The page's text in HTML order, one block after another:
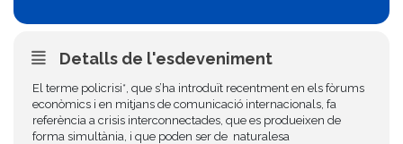
Detalls de l'esdeveniment
El terme policrisi*, que s’ha introduït recentment en els fòrums
econòmics i en mitjans de comunicació internacionals, fa
referència a crisis interconnectades, que es produeixen de
forma simultània, i que poden ser de naturalesa